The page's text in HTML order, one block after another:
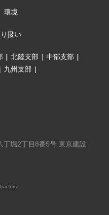
環境
扱い
| 北陸支部 | 中部支部 |
| 九州支部 |
堀2丁目8番5号 東京建設